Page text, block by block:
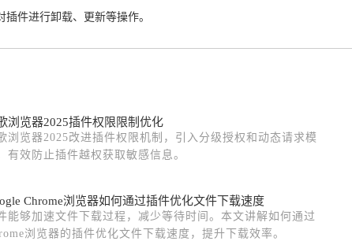
件进行卸载、更新等操作。
浏览器2025插件权限限制优化
浏览器2025改进插件权限机制，引入分级授权和动态请求模
有效防止插件越权获取敏感信息。
Chrome浏览器如何通过插件优化文件下载速度
能够加速文件下载过程，减少等待时间。本文讲解如何通过
浏览器的插件优化文件下载速度，提升下载效率。